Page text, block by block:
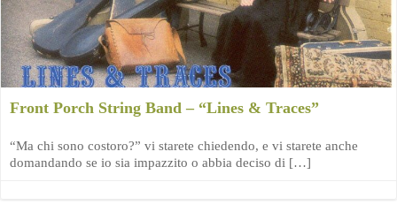
Front Porch String Band – “Lines & Traces”
“Ma chi sono costoro?” vi starete chiedendo, e vi starete anche
domandando se io sia impazzito o abbia deciso di […]